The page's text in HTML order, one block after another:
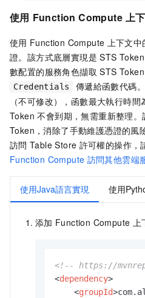
final
public
            }
public
        };
// 使用
}
使用 Function Compute 上
使用 Function Compute 上下文
證。該方式底層實現是 STS
數配置的服務角色擷取 STS
Credentials
傳遞給函數代碼
（不可修改），函數最大執行時
Token 不會到期，無需重新整理
Token，消除了手動維護憑證的風
訪問 Table Store 許可權的操作，
Function Compute 訪問其他雲端
使用Java語言實現 使用
添加 Function Compute 上
<!-- https://
<dependency>
<groupId>